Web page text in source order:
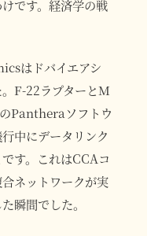
です。経済学の戦
はドバイエアシ
F-22ラプターとM
Pantheraソフトウ
中にデータリンク
す。これはCCAコ
ネットワークが実
瞬間でした。